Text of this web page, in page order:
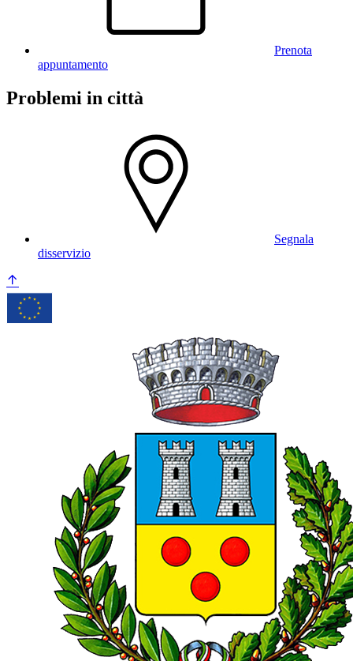
Prenota
appuntamento
Problemi in città
Segnala
disservizio